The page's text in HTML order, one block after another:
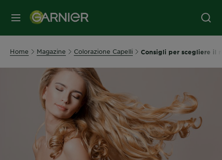
MENU
Home Magazine Colorazione Capelli Consigli per scegliere il